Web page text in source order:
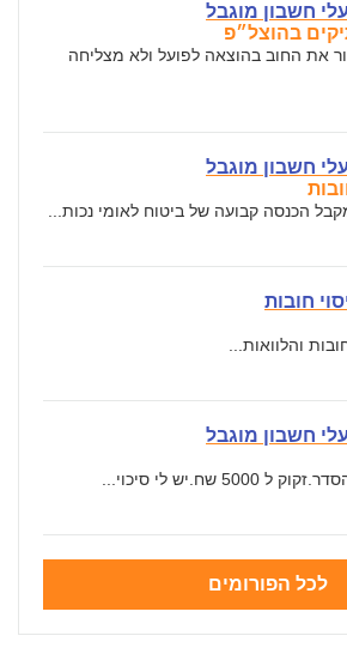
חשבון מוגבל
בהוצל״פ
את החוב בהוצאה לפועל ולא מצליחה
חשבון מוגבל
הכנסה קבועה של ביטוח לאומי נכות...
חובות
והלוואות...
חשבון מוגבל
שח.יש לי סיכוי...
לכל הפורומים